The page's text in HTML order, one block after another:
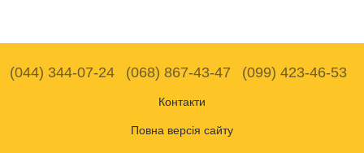
(044) 344-07-24 (068) 867-43-47 (099) 423-46-53
Контакти
Повна версія сайту